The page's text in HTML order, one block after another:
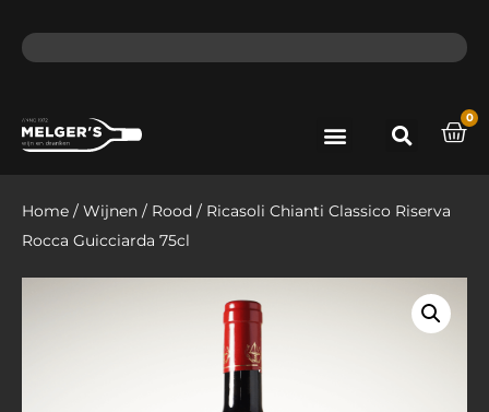
0
Home / Wijnen / Rood / Ricasoli Chianti Classico Riserva
Rocca Guicciarda 75cl